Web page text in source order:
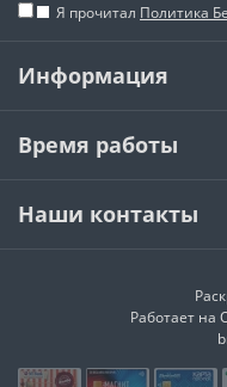
Я прочитал Политика
Информация
Время работы
Наши контакты
Работает на